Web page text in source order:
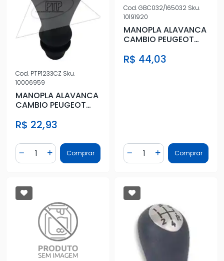
Cod. PTP1233CZ Sku.
10006959
MANOPLA ALAVANCA
CAMBIO PEUGEOT
R$ 22,93
Diminuir Quantidade
Quantidade
Adicionar Quantidade
Comprar
Cod.GBC032/165032 Sku.
10191920
MANOPLA ALAVANCA
CAMBIO PEUGEOT
R$ 44,03
Diminuir Quantidade
Quantidade
AdicionarComprar